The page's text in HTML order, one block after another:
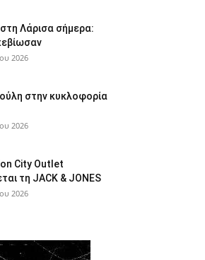
στη Λάρισα σήμερα:
2026
στην κυκλοφορία
2026
City Outlet
τη JACK & JONES
2026